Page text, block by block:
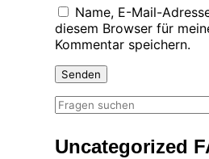
Name, E-Mail-
diesem Browser für
Kommentar speichern.
Uncategorized